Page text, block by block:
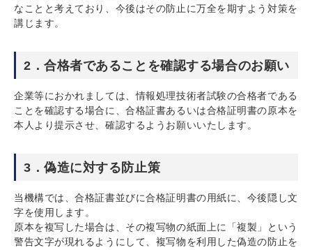
なことと考えており、今後はその防止に万全を期すよう対策を
講じます。
2．合格者であることを確認する場合のお願い
企業等におかれましては、情報処理技術者試験の合格者である
ことを確認する場合に、合格証書あるいは合格証明書の原本を
本人より提示させ、確認するようお願いいたします。
3．偽造に対する防止策
当機構では、合格証書並びに合格証明書の用紙に、今後隠し文
字を使用します。
原本を複写した場合は、その複写物の紙面上に「複製」という
警告文字が現れるようにして、複写物を利用した偽造の防止を